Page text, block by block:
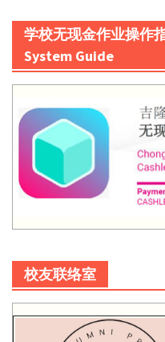
学校无现金作业操作
System Guide
校友联络室